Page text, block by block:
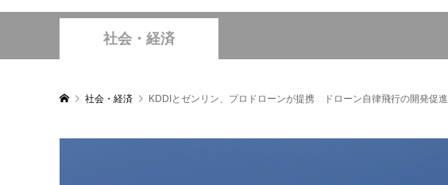
社会・経済
社会・経済 KDDIとゼンリン、プロドローンが提携 ドローン自律飛行の開発促進